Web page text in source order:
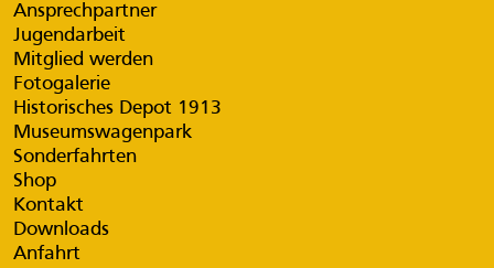
Ansprechpartner
Jugendarbeit
Mitglied werden
Fotogalerie
Historisches Depot 1913
Museumswagenpark
Sonderfahrten
Shop
Kontakt
Downloads
Anfahrt